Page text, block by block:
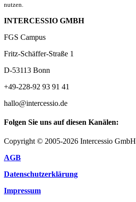
nutzen.
INTERCESSIO GMBH
FGS Campus
Fritz-Schäffer-Straße 1
D-53113 Bonn
+49-228-92 93 91 41
hallo@intercessio.de
Folgen Sie uns auf diesen Kanälen:
Copyright © 2005-2026 Intercessio GmbH
AGB
Datenschutzerklärung
Impressum